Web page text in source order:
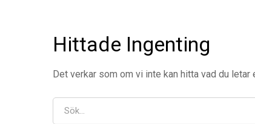
Hittade Ingenting
Det verkar som om vi inte kan hitta vad du letar